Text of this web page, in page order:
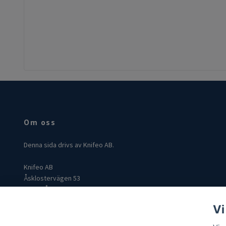
Om oss
Denna sida drivs av Knifeo AB.
Knifeo AB
Åsklostervägen 53
432 96 Åskloster